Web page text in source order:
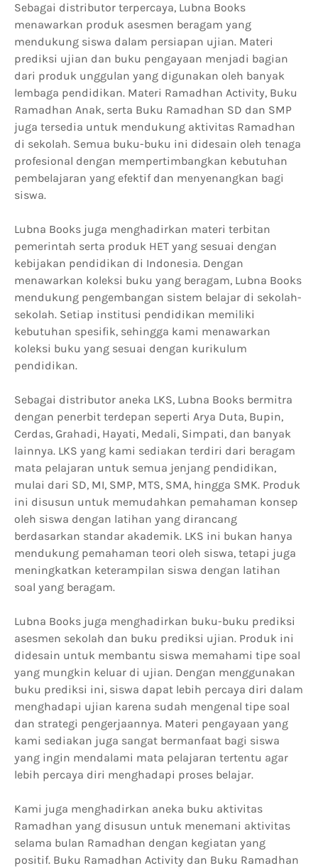
Sebagai distributor terpercaya, Lubna Books
menawarkan produk asesmen beragam yang
mendukung siswa dalam persiapan ujian. Materi
prediksi ujian dan buku pengayaan menjadi bagian
dari produk unggulan yang digunakan oleh banyak
lembaga pendidikan. Materi Ramadhan Activity, Buku
Ramadhan Anak, serta Buku Ramadhan SD dan SMP
juga tersedia untuk mendukung aktivitas Ramadhan
di sekolah. Semua buku-buku ini didesain oleh tenaga
profesional dengan mempertimbangkan kebutuhan
pembelajaran yang efektif dan menyenangkan bagi
siswa.
Lubna Books juga menghadirkan materi terbitan
pemerintah serta produk HET yang sesuai dengan
kebijakan pendidikan di Indonesia. Dengan
menawarkan koleksi buku yang beragam, Lubna Books
mendukung pengembangan sistem belajar di sekolah-
sekolah. Setiap institusi pendidikan memiliki
kebutuhan spesifik, sehingga kami menawarkan
koleksi buku yang sesuai dengan kurikulum
pendidikan.
Sebagai distributor aneka LKS, Lubna Books bermitra
dengan penerbit terdepan seperti Arya Duta, Bupin,
Cerdas, Grahadi, Hayati, Medali, Simpati, dan banyak
lainnya. LKS yang kami sediakan terdiri dari beragam
mata pelajaran untuk semua jenjang pendidikan,
mulai dari SD, MI, SMP, MTS, SMA, hingga SMK. Produk
ini disusun untuk memudahkan pemahaman konsep
oleh siswa dengan latihan yang dirancang
berdasarkan standar akademik. LKS ini bukan hanya
mendukung pemahaman teori oleh siswa, tetapi juga
meningkatkan keterampilan siswa dengan latihan
soal yang beragam.
Lubna Books juga menghadirkan buku-buku prediksi
asesmen sekolah dan buku prediksi ujian. Produk ini
didesain untuk membantu siswa memahami tipe soal
yang mungkin keluar di ujian. Dengan menggunakan
buku prediksi ini, siswa dapat lebih percaya diri dalam
menghadapi ujian karena sudah mengenal tipe soal
dan strategi pengerjaannya. Materi pengayaan yang
kami sediakan juga sangat bermanfaat bagi siswa
yang ingin mendalami mata pelajaran tertentu agar
lebih percaya diri menghadapi proses belajar.
Kami juga menghadirkan aneka buku aktivitas
Ramadhan yang disusun untuk menemani aktivitas
selama bulan Ramadhan dengan kegiatan yang
positif. Buku Ramadhan Activity dan Buku Ramadhan